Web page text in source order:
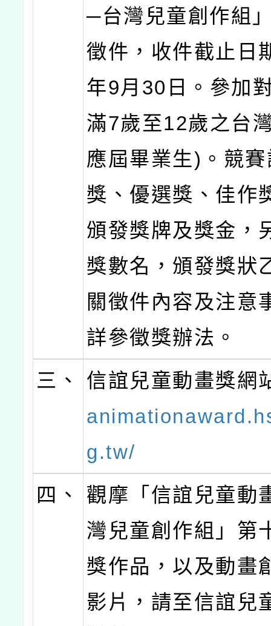
─台灣兒童創作組
徵件，收件截止日
年9月30日。參加
滿7歲至12歲之台
應屆畢業生)。競
獎、優選獎、佳作
頒發獎牌及獎金，
獎數名，頒發獎狀
關徵件內容及注意
詳參徵獎辦法。
三、
信誼兒童動畫獎網
g.tw/
四、
觀摩「信誼兒童動
灣兒童創作組」第
獎作品，以及動畫
影片，請至信誼兒